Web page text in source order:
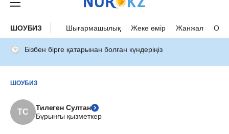
ШОУБИЗ Шығармашылық Жеке өмір Жанжал
Бізбен бірге қатарынан болған күндеріңіз
ШОУБИЗ
ТС
Тилеген Султан
Бұрынғы қызметкер